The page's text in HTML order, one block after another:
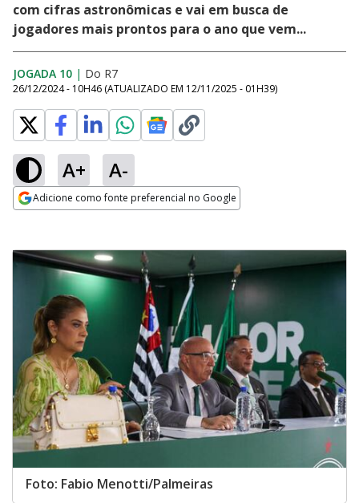
com cifras astronômicas e vai em busca de
jogadores mais prontos para o ano que vem...
JOGADA 10 | Do R7
26/12/2024 - 10H46 (ATUALIZADO EM 12/11/2025 - 01H39)
A+ A-
Adicione como fonte preferencial no Google
Foto: Fabio Menotti/Palmeiras